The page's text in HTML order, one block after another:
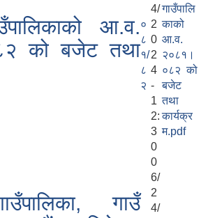
आ.व.
को बजेट तथा
०
८
१/
८
२
4/
2
0
2
4
-
1
2:
3
0
गाउँपालि
काको
आ.व.
२०८१।
०८२ को
बजेट
तथा
कार्यक्र
म.pdf
गाउँ
0
6/
2
4/